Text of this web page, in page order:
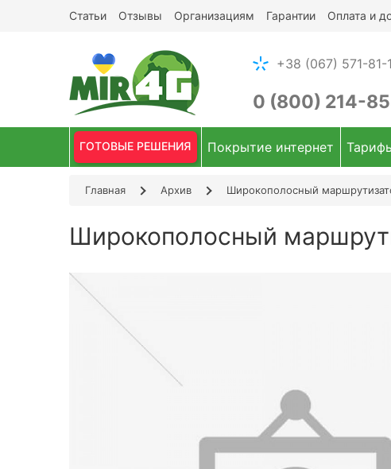
Статьи Отзывы Организациям Гарантии Оплата и
+38 (067) 571-81-
0 (800) 214-
ГОТОВЫЕ РЕШЕНИЯ Покрытие интернет
Главная Архив Широкополосный
Широкополосный